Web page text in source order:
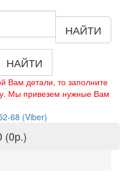
НАЙТИ
НАЙТИ
Вам детали, то заполните
Мы привезем нужные Вам
68 (Viber)
(0р.)